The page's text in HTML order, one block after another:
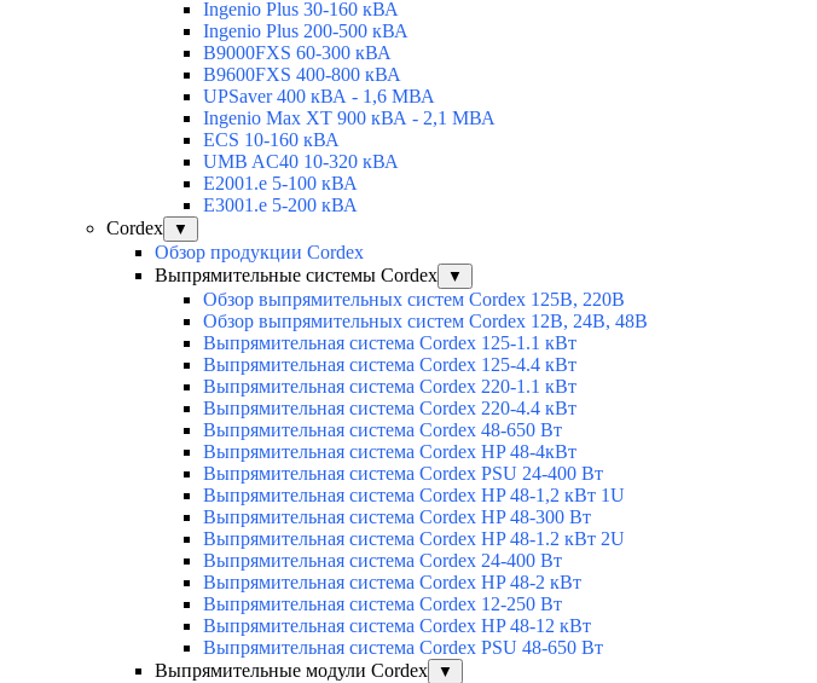
Ingenio Plus 30-160 кВА
Ingenio Plus 200-500 кВА
B9000FXS 60-300 кВА
B9600FXS 400-800 кВА
UPSaver 400 кВА - 1,6 МВА
Ingenio Max XT 900 кВА - 2,1 МВА
ECS 10-160 кВА
UMB AC40 10-320 кВА
E2001.e 5-100 кВА
E3001.e 5-200 кВА
Cordex
▼
Обзор продукции Cordex
Выпрямительные системы Cordex
▼
Обзор выпрямительных систем Cordex 125В, 220В
Обзор выпрямительных систем Cordex 12В, 24В, 48В
Выпрямительная система Cordex 125-1.1 кВт
Выпрямительная система Cordex 125-4.4 кВт
Выпрямительная система Cordex 220-1.1 кВт
Выпрямительная система Cordex 220-4.4 кВт
Выпрямительная система Cordex 48-650 Вт
Выпрямительная система Cordex HP 48-4кВт
Выпрямительная система Cordex PSU 24-400 Вт
Выпрямительная система Cordex HP 48-1,2 кВт 1U
Выпрямительная система Cordex HP 48-300 Вт
Выпрямительная система Cordex HP 48-1.2 кВт 2U
Выпрямительная система Cordex 24-400 Вт
Выпрямительная система Cordex HP 48-2 кВт
Выпрямительная система Cordex 12-250 Вт
Выпрямительная система Cordex HP 48-12 кВт
Выпрямительная система Cordex PSU 48-650 Вт
Выпрямительные модули Cordex
▼